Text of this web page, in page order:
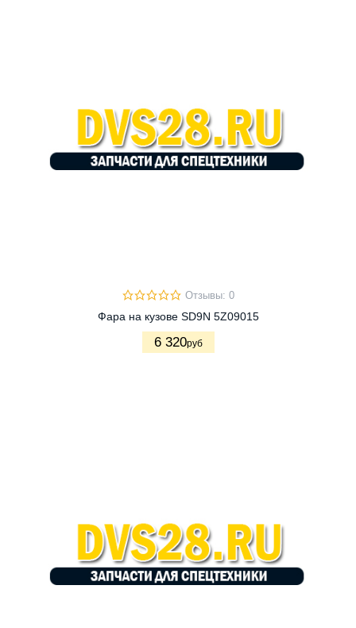
Отзывы: 0
Фара на кузове SD9N 5Z09015
6 320руб